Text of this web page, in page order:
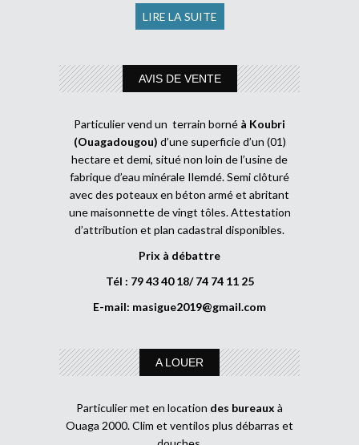
LIRE LA SUITE
AVIS DE VENTE
Particulier vend un terrain borné à Koubri
(Ouagadougou) d’une superficie d’un (01)
hectare et demi, situé non loin de l’usine de
fabrique d’eau minérale Ilemdé. Semi clôturé
avec des poteaux en béton armé et abritant
une maisonnette de vingt tôles. Attestation
d’attribution et plan cadastral disponibles.
Prix à débattre
Tél : 79 43 40 18/ 74 74 11 25
E-mail: masigue2019@gmail.com
A LOUER
Particulier met en location des bureaux à
Ouaga 2000. Clim et ventilos plus débarras et